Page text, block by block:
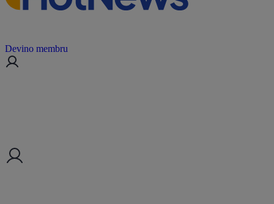
Devino membru